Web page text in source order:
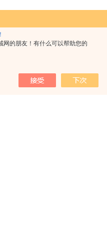
网的朋友！有什么可以帮助您的